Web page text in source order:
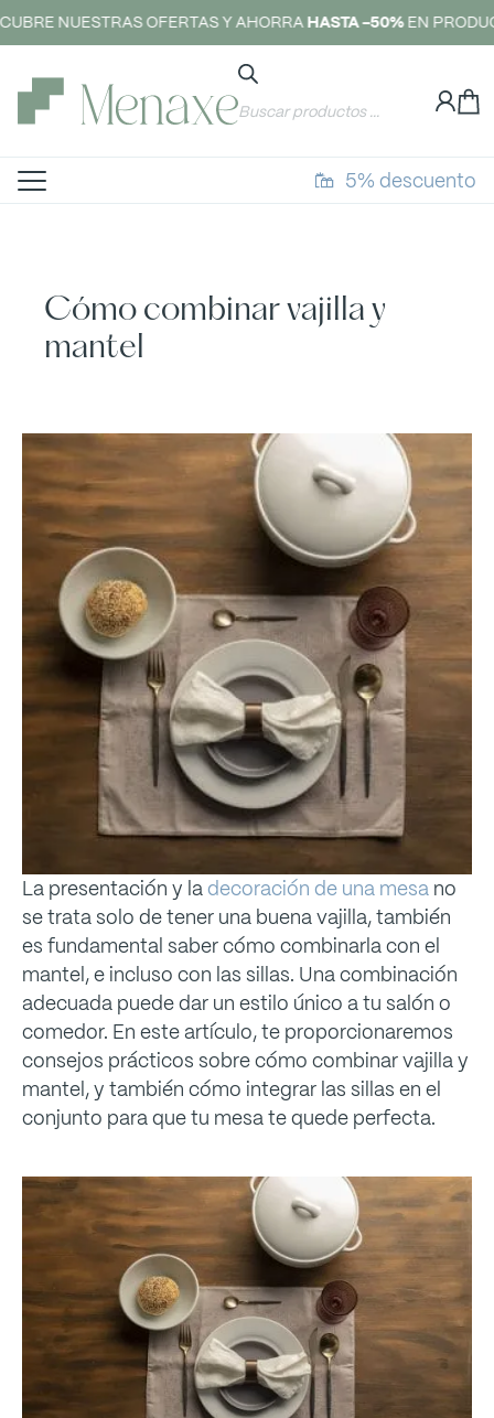
NUESTRAS OFERTAS Y AHORRAHASTA -50%EN
5% descuento
Cómo combinar vajilla y
mantel
La presentación y ladecoración de una mesa no
se trata solo de tener una buena vajilla, también
es fundamental saber cómo combinarla con el
mantel, e incluso con las sillas. Una combinación
adecuada puede dar un estilo único a tu salón o
comedor. En este artículo, te proporcionaremos
consejos prácticos sobre cómo combinar vajilla y
mantel, y también cómo integrar las sillas en el
conjunto para que tu mesa te quede perfecta.